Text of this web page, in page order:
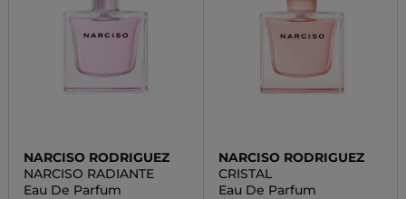
NARCISO RODRIGUEZ
NARCISO RADIANTE
Eau De Parfum
NARCISO RODRIGUEZ
CRISTAL
Eau De Parfum